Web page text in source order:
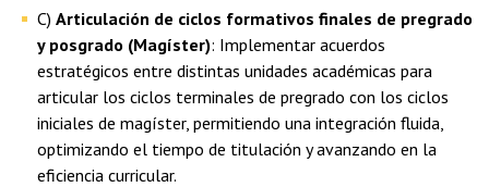
C) Articulación de ciclos formativos finales de pregrado
y posgrado (Magíster): Implementar acuerdos
estratégicos entre distintas unidades académicas para
articular los ciclos terminales de pregrado con los ciclos
iniciales de magíster, permitiendo una integración fluida,
optimizando el tiempo de titulación y avanzando en la
eficiencia curricular.